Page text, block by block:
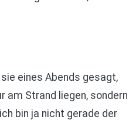
sie eines Abends gesagt,
am Strand liegen, sondern
bin ja nicht gerade der